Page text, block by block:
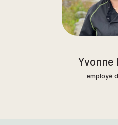
Yvonne
employé